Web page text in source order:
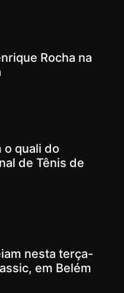
Rocha na
o quali do
de Tênis de
nesta terça-
em Belém